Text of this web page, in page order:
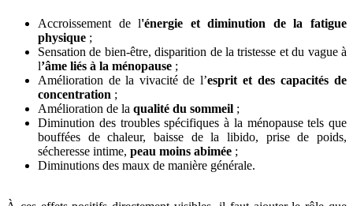
Accroissement de l'énergie et diminution de la fatigue
physique ;
Sensation de bien-être, disparition de la tristesse et du vague à
l’âme liés à la ménopause ;
Amélioration de la vivacité de l’esprit et des capacités de
concentration ;
Amélioration de la qualité du sommeil ;
Diminution des troubles spécifiques à la ménopause tels que
bouffées de chaleur, baisse de la libido, prise de poids,
sécheresse intime, peau moins abimée ;
Diminutions des maux de manière générale.